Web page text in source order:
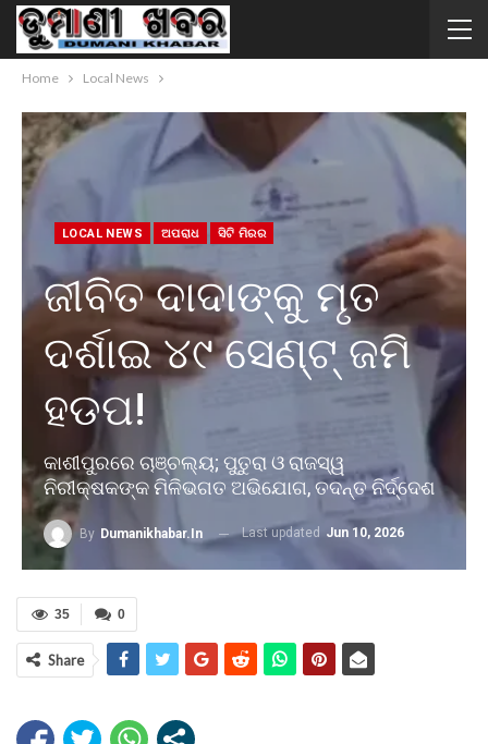
Home Local News
LOCAL NEWS ଅପରାଧ ସିଟି ମିରର
ଜୀବିତ ଦାଦାଙ୍କୁ ମୃତ
ଦର୍ଶାଇ ୪୯ ସେଣ୍ଟ୍ ଜମି
ହଡପ!
କାଶୀପୁରରେ ଚାଞ୍ଚଲ୍ୟ; ପୁତୁରା ଓ ରାଜସ୍ୱ
ନିରୀକ୍ଷକଙ୍କ ମିଳିଭଗତ ଅଭିଯୋଗ, ତଦନ୍ତ ନିର୍ଦ୍ଦେଶ
By Dumanikhabar.in Last updated Jun 10, 2026
0
35
Share